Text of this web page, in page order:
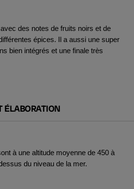
des notes de fruits noirs et de
épices. Il a aussi une super
bien intégrés et une finale très
ÉLABORATION
à une altitude moyenne de 450 à
du niveau de la mer.